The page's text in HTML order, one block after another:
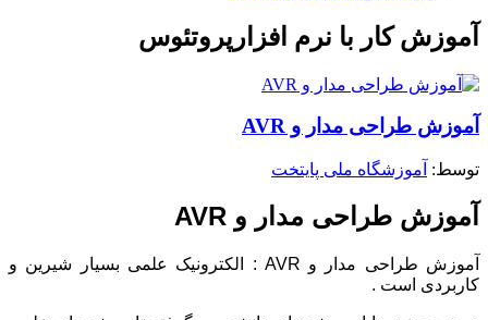
آموزش کار با نرم افزارپروتئوس
آموزش طراحی مدار و AVR
توسط: ‪ آموزشگاه ملی پایتخت
آموزش طراحی مدار و AVR
آموزش طراحی مدار و AVR : الکترونیک علمی بسیار شیرین و
کاربردی است .